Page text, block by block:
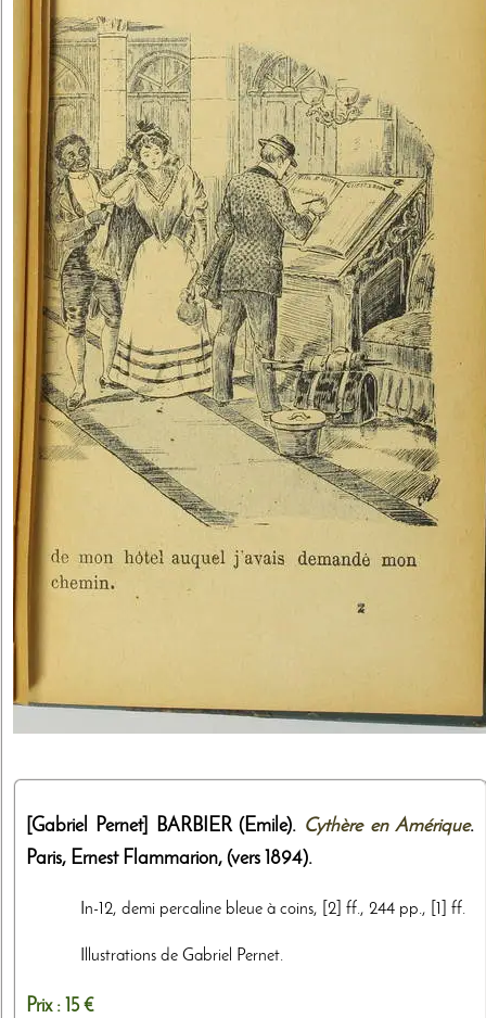
[Gabriel Pernet] BARBIER (Emile). Cythère en Amérique.
Paris, Ernest Flammarion, (vers 1894).
In-12, demi percaline bleue à coins, [2] ff., 244 pp., [1] ff.
Illustrations de Gabriel Pernet.
Prix : 15 €